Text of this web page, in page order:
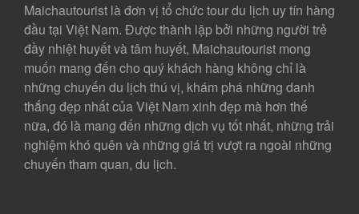
Maichautourist là đơn vị tổ chức tour du lịch uy tín hàng
đầu tại Việt Nam. Được thành lập bởi những người trẻ
đầy nhiệt huyết và tâm huyết, Maichautourist mong
muốn mang đến cho quý khách hàng không chỉ là
những chuyến du lịch thú vị, khám phá những danh
thắng đẹp nhất của Việt Nam xinh đẹp mà hơn thế
nữa, đó là mang đến những dịch vụ tốt nhất, những trải
nghiệm khó quên và những giá trị vượt ra ngoài những
chuyến tham quan, du lịch.